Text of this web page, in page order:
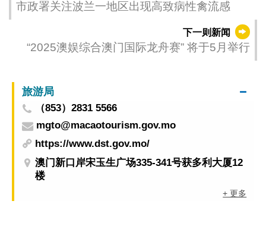
市政署关注波兰一地区出现高致病性禽流感
下一则新闻
“2025澳娱综合澳门国际龙舟赛” 将于5月举行
旅游局
（853）2831 5566
mgto@macaotourism.gov.mo
https://www.dst.gov.mo/
澳门新口岸宋玉生广场335-341号获多利大厦12
楼
+ 更多